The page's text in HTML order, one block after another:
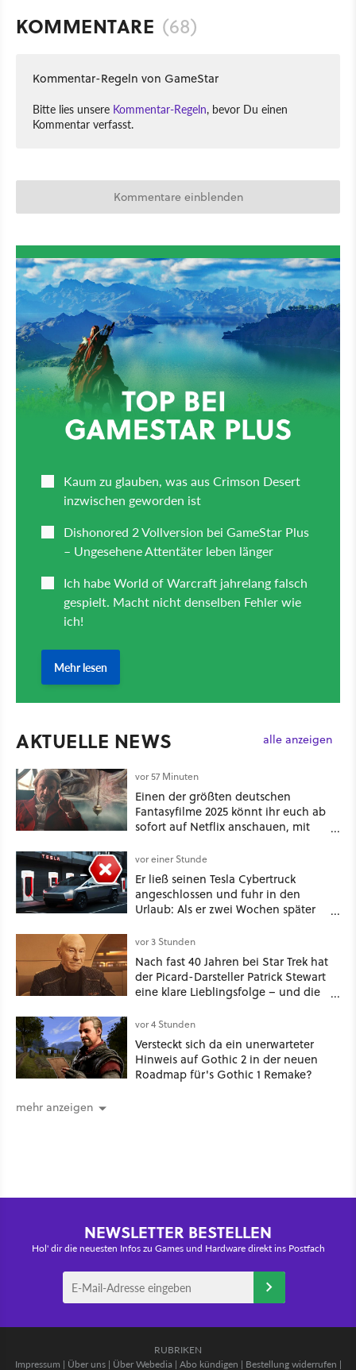
KOMMENTARE (68)
Kommentar-Regeln von GameStar
Bitte lies unsere Kommentar-Regeln, bevor Du einen
Kommentar verfasst.
Kommentare einblenden
AKTUELLE NEWS alle anzeigen
vor 57 Minuten
Einen der größten deutschen
Fantasyfilme 2025 könnt ihr euch ab
sofort auf Netflix anschauen, mit
vor einer Stunde
Er ließ seinen Tesla Cybertruck
angeschlossen und fuhr in den
Urlaub: Als er zwei Wochen später
mehr an [Best of GameStar]
vor 3 Stunden
Nach fast 40 Jahren bei Star Trek hat
der Picard-Darsteller Patrick Stewart
eine klare Lieblingsfolge – und die
vor 4 Stunden
Versteckt sich da ein unerwarteter
Hinweis auf Gothic 2 in der neuen
Roadmap für's Gothic 1 Remake?
mehr anzeigen
NEWSLETTER BESTELLEN
Hol' dir die neuesten Infos zu Games und Hardware direkt ins Postfach
RUBRIKEN
Impressum | Über uns| Über Webedia | Abo kündigen | Bestellung widerrufen |